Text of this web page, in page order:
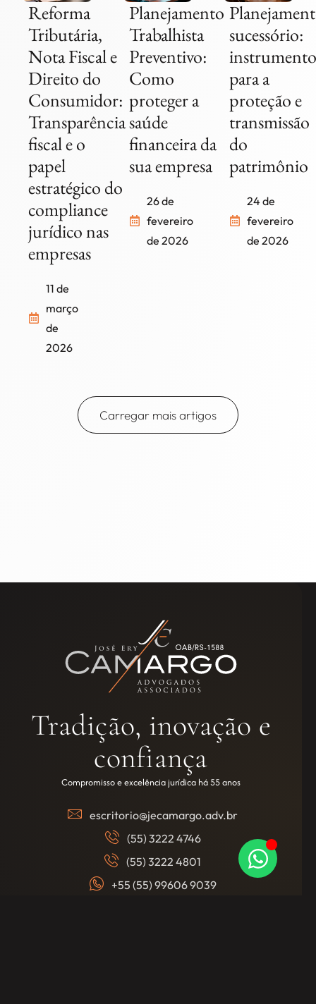
Reforma
Tributária,
Nota Fiscal e
Direito do
Consumidor:
Transparência
fiscal e o
papel
estratégico do
compliance
jurídico nas
empresas
11 de
março
de
2026
Planejamento
Trabalhista
Preventivo:
Como
proteger a
saúde
financeira da
sua empresa
26 de
fevereiro
de 2026
sucessório:
para a
proteção e
transmissão
do
patrimônio
24 de
fevereiro
de 2026
Carregar mais artigos
Tradição, inovação e
confiança
Compromisso e excelência jurídica há 55 anos
escritorio@jecamargo.adv.br
(55) 3222 4746
(55) 3222 4801
+55 (55) 99606 9039